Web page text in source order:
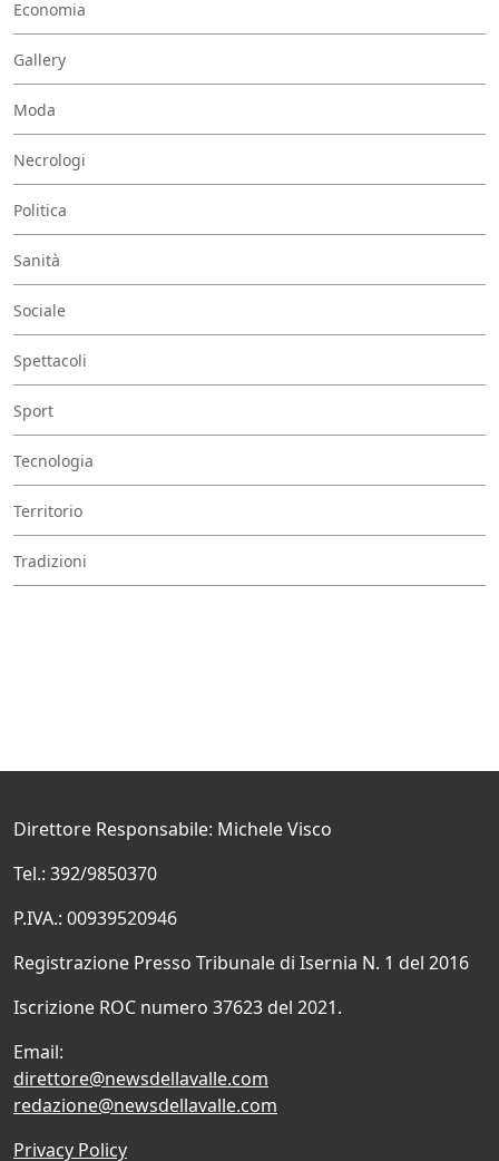
Economia
Gallery
Moda
Necrologi
Politica
Sanità
Sociale
Spettacoli
Sport
Tecnologia
Territorio
Tradizioni
Direttore Responsabile: Michele Visco
Tel.: 392/9850370
P.IVA.: 00939520946
Registrazione Presso Tribunale di Isernia N. 1 del 2016
Iscrizione ROC numero 37623 del 2021.
Email:
direttore@newsdellavalle.com
redazione@newsdellavalle.com
Privacy Policy